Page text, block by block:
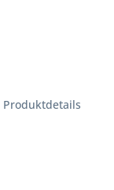
Produktdetails